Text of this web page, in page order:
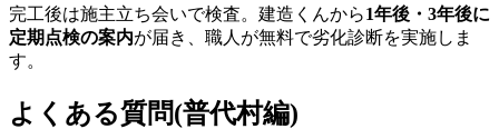
完工後は施主立ち会いで検査。建造くんから1年後・3年後に
定期点検の案内が届き、職人が無料で劣化診断を実施しま
す。
よくある質問(普代村編)